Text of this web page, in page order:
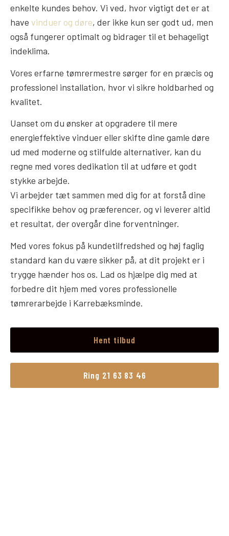
enkelte kundes behov. Vi ved, hvor vigtigt det er at
have vinduer og døre, der ikke kun ser godt ud, men
også fungerer optimalt og bidrager til et behageligt
indeklima.
Vores erfarne tømrermestre sørger for en præcis og
professionel installation, hvor vi sikre holdbarhed og
kvalitet.
Uanset om du ønsker at opgradere til mere
energieffektive vinduer eller skifte dine gamle døre
ud med moderne og stilfulde alternativer, kan du
regne med vores dedikation til at udføre et godt
stykke arbejde.
Vi arbejder tæt sammen med dig for at forstå dine
specifikke behov og præferencer, og vi leverer altid
et resultat, der overgår dine forventninger.
Med vores fokus på kundetilfredshed og høj faglig
standard kan du være sikker på, at dit projekt er i
trygge hænder hos os. Lad os hjælpe dig med at
forbedre dit hjem med vores professionelle
tømrerarbejde i Karrebæksminde.
Hent tilbud
Ring 21 63 83 46